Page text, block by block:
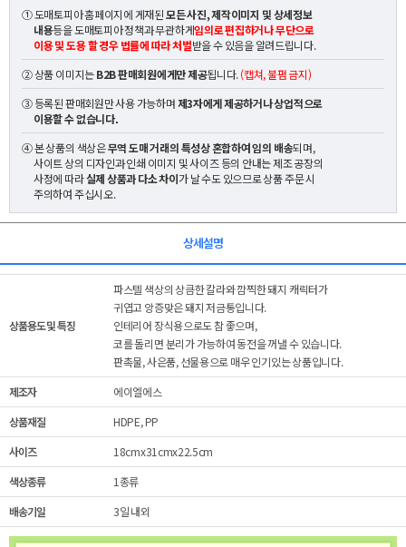
① 도매토피아 홈페이지에 게재된모든 사진, 제작이미지 및 상세정보
내용등을 도매토피아 정책과 무관하게임의로 편집하거나 무단으로
이용 및 도용 할 경우 법률에 따라 처벌받을 수 있음을 알려드립니다.
② 상품 이미지는B2B 판매회원에게만 제공됩니다.(캡쳐, 불펌 금지)
③ 등록된 판매회원만 사용 가능하며제3자에게 제공하거나 상업적으로
이용할 수 없습니다.
④ 본 상품의 색상은무역 도매 거래의 특성상 혼합하여 임의 배송되며,
사이트 상의 디자인과 인쇄 이미지 및 사이즈 등의 안내는 제조 공장의
사정에 따라실제 상품과 다소 차이가 날 수도 있으므로 상품 주문 시
주의하여 주십시오.
상세설명
상품용도 및 특징
파스텔 색상의 상큼한 칼라와 깜찍한 돼지 캐릭터가
귀엽고 앙증맞은 돼지 저금통입니다.
인테리어 장식용으로도 참 좋으며,
코를 돌리면 분리가 가능하여 동전을 꺼낼 수 있습니다.
판촉물, 사은품, 선물용으로 매우 인기있는 상품입니다.
제조자
에이엘에스
상품재질
HDPE, PP
사이즈
18cmx31cmx22.5cm
색상종류
1종류
배송기일
3일 내외